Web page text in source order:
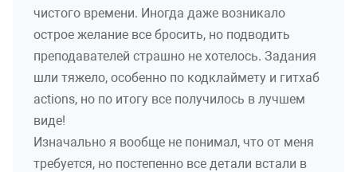
чистого времени. Иногда даже возникало
острое желание все бросить, но подводить
преподавателей страшно не хотелось. Задания
шли тяжело, особенно по кодклаймету и гитхаб
actions, но по итогу все получилось в лучшем
виде!
Изначально я вообще не понимал, что от меня
требуется, но постепенно все детали встали в